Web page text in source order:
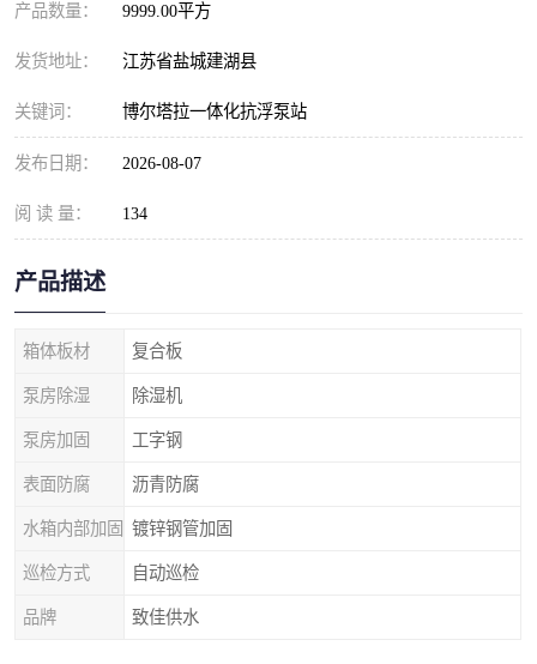
产品数量： 9999.00平方
发货地址： 江苏省盐城建湖县
关键词： 博尔塔拉一体化抗浮泵站
发布日期： 2026-08-07
阅 读 量： 134
产品描述
箱体板材 复合板
泵房除湿 除湿机
泵房加固 工字钢
表面防腐 沥青防腐
水箱内部加固 镀锌钢管加固
巡检方式 自动巡检
品牌 致佳供水